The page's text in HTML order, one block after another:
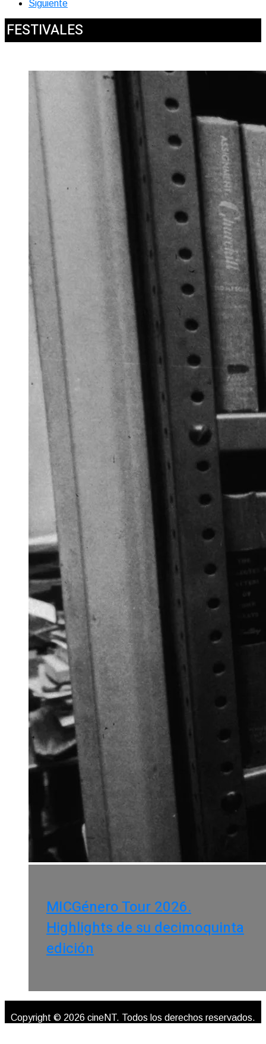
Siguiente
FESTIVALES
MICGénero Tour 2026.
Highlights de su decimoquinta
edición
Copyright © 2026 cineNT. Todos los derechos reservados.